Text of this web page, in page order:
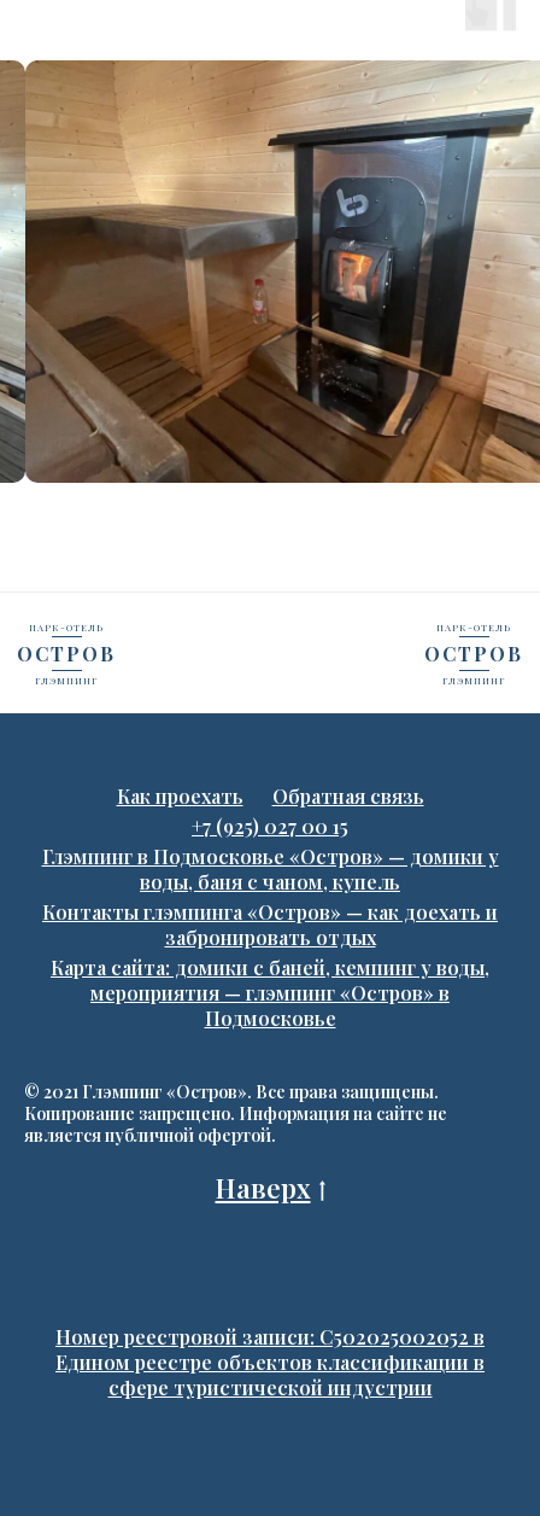
ПАРК-ОТЕЛЬ
ОСТРОВ
ГЛЭМПИНГ
ПАРК-ОТЕЛЬ
ОСТРОВ
ГЛЭМПИНГ
Как проехать
Обратная связь
+7 (925) 027 00 15
Глэмпинг в Подмосковье «Остров» — домики у
воды, баня с чаном, купель
Контакты глэмпинга «Остров» — как доехать и
забронировать отдых
Карта сайта: домики с баней, кемпинг у воды,
мероприятия — глэмпинг «Остров» в
Подмосковье
© 2021 Глэмпинг «Остров». Все права защищены.
Копирование запрещено. Информация на сайте не
является публичной офертой.
Наверх
Номер реестровой записи: С502025002052 в
Едином реестре объектов классификации в
сфере туристической индустрии